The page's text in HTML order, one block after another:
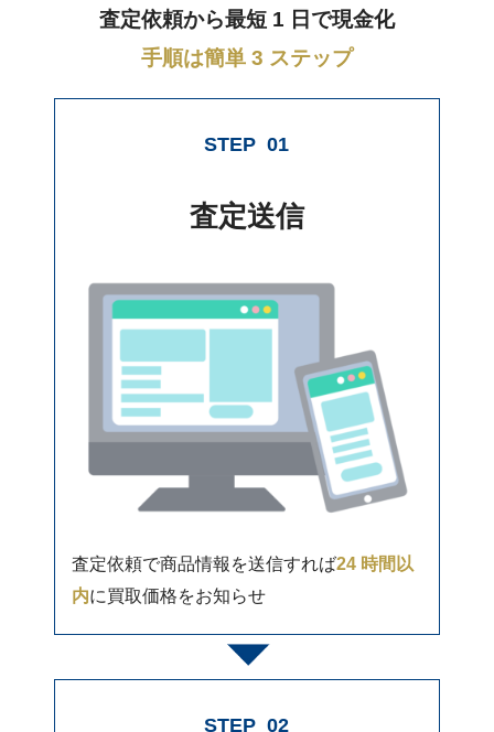
査定依頼から最短 1 日で現金化
手順は簡単 3 ステップ
STEP 01
査定送信
査定依頼で商品情報を送信すれば24 時間以
内に買取価格をお知らせ
STEP 02